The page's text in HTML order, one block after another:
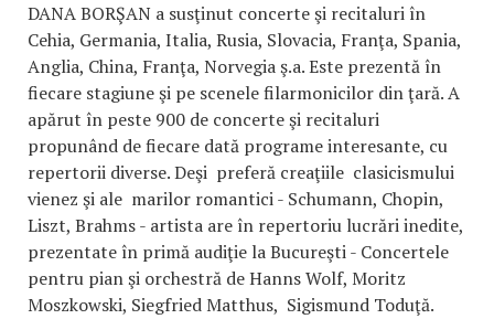
DANA BORŞAN a susţinut concerte şi recitaluri în
Cehia, Germania, Italia, Rusia, Slovacia, Franţa, Spania,
Anglia, China, Franţa, Norvegia ş.a. Este prezentă în
fiecare stagiune şi pe scenele filarmonicilor din ţară. A
apărut în peste 900 de concerte şi recitaluri
propunând de fiecare dată programe interesante, cu
repertorii diverse. Deşi preferă creaţiile clasicismului
vienez şi ale marilor romantici - Schumann, Chopin,
Liszt, Brahms - artista are în repertoriu lucrări inedite,
prezentate în primă audiţie la Bucureşti - Concertele
pentru pian şi orchestră de Hanns Wolf, Moritz
Moszkowski, Siegfried Matthus, Sigismund Toduţă.